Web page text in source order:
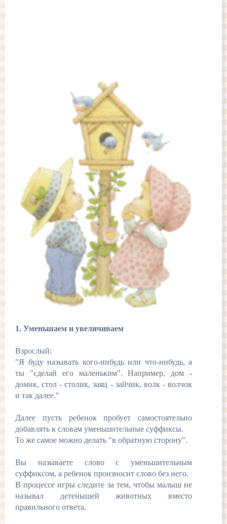
1. Уменьшаем и увеличиваем
Взрослый:
"Я буду называть кого-нибудь или что-нибудь, а
ты "сделай его маленьким". Например, дом -
домик, стол - столик, заяц - зайчик, волк - волчок
и так далее."
Далее пусть ребенок пробует самостоятельно
добавлять к словам уменьшительные суффиксы.
То же самое можно делать "в обратную сторону".
Вы называете слово с уменьшительным
суффиксом, а ребенок произносит слово без него.
В процессе игры следите за тем, чтобы малыш не
называл детенышей животных вместо
правильного ответа.